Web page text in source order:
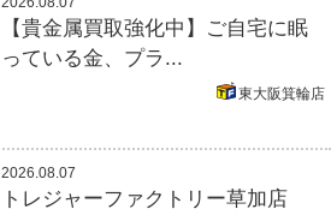
【貴金属買取強化中】ご自宅に眠
っている金、プラ...
東大阪箕輪店
2026.08.07
トレジャーファクトリー草加店